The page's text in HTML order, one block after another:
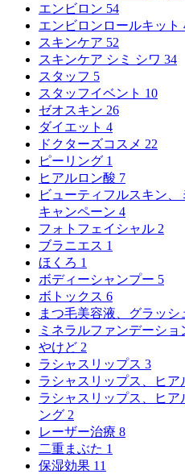
エンビロン 54
エンビロンロールキット
スキンケア 52
スキンケア シミ シワ 34
スタッフ 5
スタッフイベント 10
ゼオスキン 26
ダイエット 4
ドクターズコスメ 22
ピーリング 1
ヒアルロン酸 7
ビューティフルスキン、
キャンペーン 4
フォトフェイシャル 2
ブラニエス 1
ほくろ 1
ボディーシャンプー 5
ボトックス 6
まつ毛美容液、グラッシ
ミネラルファンデーショ
やけど 2
ラシャスリップス 3
ラシャスリップス、ヒア
ラシャスリップス、ヒ
ング 2
レーザー治療 8
二重まぶた 1
保湿効果 11